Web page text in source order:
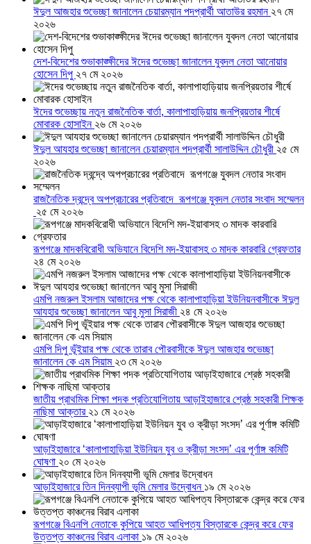
ঈদুল আজহার শুভেচ্ছা জানালেন চেয়ারম্যান পদপ্রার্থী আতাউর রহমান ২৭ মে
২০২৬
দেশ-বিদেশের শুভাকাঙ্ক্ষীদের ঈদের শুভেচ্ছা জানালেন যুবদল নেতা আনোয়ার
হোসেন দিপু ২৭ মে ২০২৬
ঈদের শুভেচ্ছায় নতুন রাজনৈতিক বার্তা, কালাপাহাড়িয়ায় জনপ্রিয়তার শীর্ষে
মোবারক হোসাইন ২৬ মে ২০২৬
ঈদুল আযহার শুভেচ্ছা জানালেন চেয়ারম্যান পদপ্রার্থী সালাউদ্দিন চৌধুরী ২৫ মে
২০২৬
রাজনৈতিক দ্বন্দ্বে অপপ্রচারের প্রতিবাদে ‎রূপগঞ্জে যুবদল নেতার সংবাদ সম্মেলন
২৫ মে ২০২৬
রূপগঞ্জে মাদকবিরোধী অভিযানে বিদেশি মদ-ইয়াবাসহ ৩ মাদক কারবারি গ্রেফতার
২৪ মে ২০২৬
এমপি নজরুল ইসলাম আজাদের পক্ষ থেকে কালাপাহাড়িয়া ইউনিয়নবাসীকে ঈদুল
আযহার শুভেচ্ছা জানালেন আবু মুসা সিরাজী ২৪ মে ২০২৬
এমপি দিপু ভূঁইয়ার পক্ষ থেকে তারাব পৌরবাসীকে ঈদুল আজহার শুভেচ্ছা
জানালেন কে এম সিয়াম ২৩ মে ২০২৬
জাতীয় প্রাথমিক শিক্ষা পদক প্রতিযোগিতায় আড়াইহাজারে শ্রেষ্ঠ সহকারী শিক্ষক
নাছিমা আক্তার ২১ মে ২০২৬
আড়াইহাজারে ‘কালাপাহাড়িয়া ইউনিয়ন যুব ও ক্রীড়া সংসদ’ এর পূর্ণাঙ্গ কমিটি
ঘোষণা ২০ মে ২০২৬
আড়াইহাজারে তিন দিনব্যাপী ভূমি মেলার উদ্বোধন ১৯ মে ২০২৬
রূপগঞ্জে বিএনপি নেতাকে কুপিয়ে আহত আধিপত্য বিস্তারকে কেন্দ্র করে ফের
উত্তপ্ত কাঞ্চনের বিরাব এলাকা ১৯ মে ২০২৬